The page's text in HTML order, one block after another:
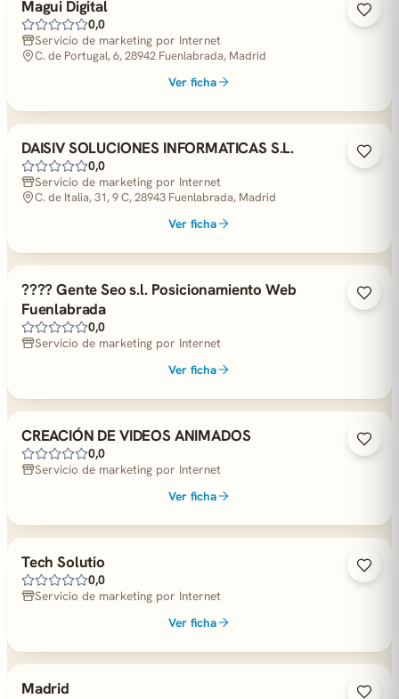
Magui Digital
0,0
Servicio de marketing por Internet
C. de Portugal, 6, 28942 Fuenlabrada, Madrid
Ver ficha
DAISIV SOLUCIONES INFORMATICAS S.L.
0,0
Servicio de marketing por Internet
C. de Italia, 31, 9 C, 28943 Fuenlabrada, Madrid
Ver ficha
???? Gente Seo s.l. Posicionamiento Web
Fuenlabrada
0,0
Servicio de marketing por Internet
Ver ficha
CREACIÓN DE VIDEOS ANIMADOS
0,0
Servicio de marketing por Internet
Ver ficha
Tech Solutio
0,0
Servicio de marketing por Internet
Ver ficha
Madrid